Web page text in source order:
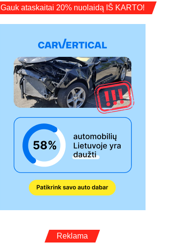
Gauk ataskaitai 20% nuolaidą IŠ KARTO!
Reklama